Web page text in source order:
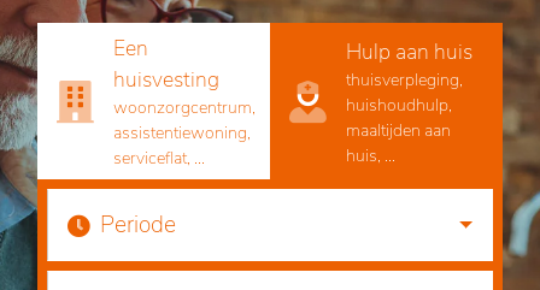
Een
huisvesting
woonzorgcentrum,
assistentiewoning,
serviceflat, ...
Hulp aan huis
thuisverpleging,
huishoudhulp,
maaltijden aan
huis, ...
Periode